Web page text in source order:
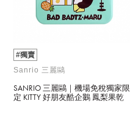
#獨賣
Sanrio 三麗鷗
SANRIO 三麗鷗｜機場免稅獨家限
定 KITTY 好朋友酷企鵝 鳳梨果乾